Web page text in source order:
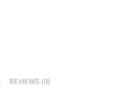
REVIEWS (0)